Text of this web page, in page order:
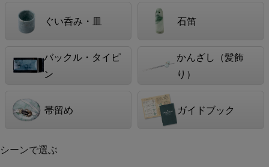
ぐい呑み・皿 石笛
バックル・タイピ
ン
かんざし（髪飾
り）
帯留め ガイドブック
シーンで選ぶ